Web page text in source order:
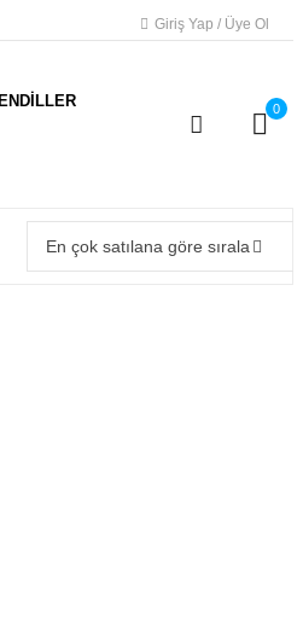
Giriş Yap / Üye Ol
0
En çok satılana göre sırala